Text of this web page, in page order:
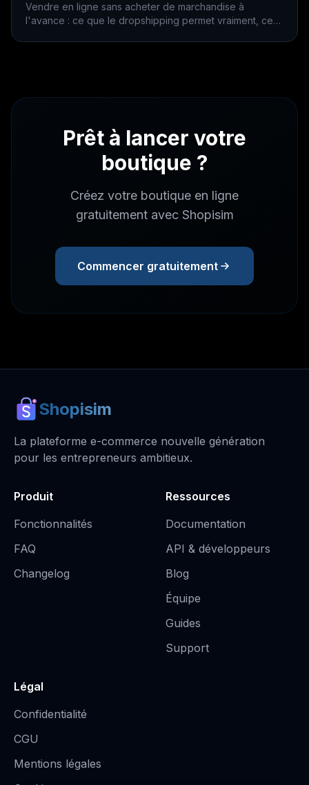
Vendre en ligne sans acheter de marchandise à
l'avance : ce que le dropshipping permet vraiment, ce
Prêt à lancer votre
boutique ?
Créez votre boutique en ligne
gratuitement avec Shopisim
Commencer gratuitement
Shopisim
La plateforme e-commerce nouvelle génération
pour les entrepreneurs ambitieux.
Produit
Fonctionnalités
FAQ
Changelog
Ressources
Documentation
API & développeurs
Blog
Équipe
Guides
Support
Légal
Confidentialité
CGU
Mentions légales